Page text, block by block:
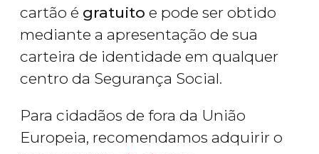
cartão é gratuito e pode ser obtido
mediante a apresentação de sua
carteira de identidade em qualquer
centro da Segurança Social.
Para cidadãos de fora da União
Europeia, recomendamos adquirir o